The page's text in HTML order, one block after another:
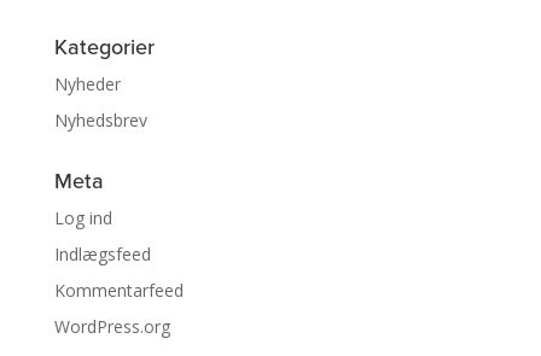
Kategorier
Nyheder
Nyhedsbrev
Meta
Log ind
Indlægsfeed
Kommentarfeed
WordPress.org